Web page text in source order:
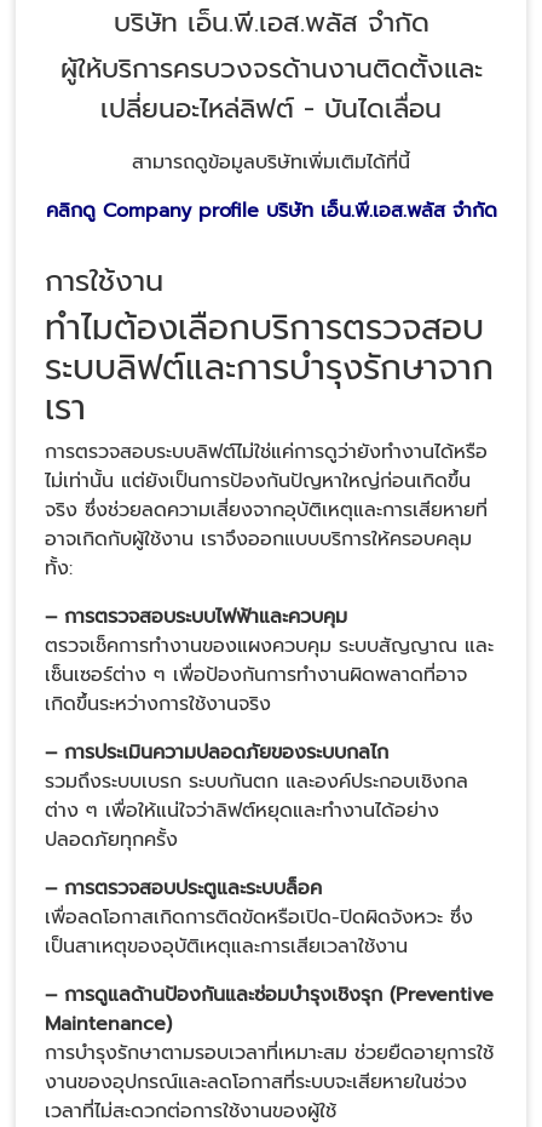
บริษัท เอ็น.พี.เอส.พลัส จำกัด
ผู้ให้บริการครบวงจรด้านงานติดตั้งและ
เปลี่ยนอะไหล่ลิฟต์ - บันไดเลื่อน
สามารถดูข้อมูลบริษัทเพิ่มเติมได้ที่นี้
คลิกดู Company profile บริษัท เอ็น.พี.เอส.พลัส จำกัด
การใช้งาน
ทำไมต้องเลือกบริการตรวจสอบ
ระบบลิฟต์และการบำรุงรักษาจาก
เรา
การตรวจสอบระบบลิฟต์ไม่ใช่แค่การดูว่ายังทำงานได้หรือ
ไม่เท่านั้น แต่ยังเป็นการป้องกันปัญหาใหญ่ก่อนเกิดขึ้น
จริง ซึ่งช่วยลดความเสี่ยงจากอุบัติเหตุและการเสียหายที่
อาจเกิดกับผู้ใช้งาน เราจึงออกแบบบริการให้ครอบคลุม
ทั้ง:
– การตรวจสอบระบบไฟฟ้าและควบคุม
ตรวจเช็คการทำงานของแผงควบคุม ระบบสัญญาณ และ
เซ็นเซอร์ต่าง ๆ เพื่อป้องกันการทำงานผิดพลาดที่อาจ
เกิดขึ้นระหว่างการใช้งานจริง
– การประเมินความปลอดภัยของระบบกลไก
รวมถึงระบบเบรก ระบบกันตก และองค์ประกอบเชิงกล
ต่าง ๆ เพื่อให้แน่ใจว่าลิฟต์หยุดและทำงานได้อย่าง
ปลอดภัยทุกครั้ง
– การตรวจสอบประตูและระบบล็อค
เพื่อลดโอกาสเกิดการติดขัดหรือเปิด-ปิดผิดจังหวะ ซึ่ง
เป็นสาเหตุของอุบัติเหตุและการเสียเวลาใช้งาน
– การดูแลด้านป้องกันและซ่อมบำรุงเชิงรุก (Preventive
Maintenance)
การบำรุงรักษาตามรอบเวลาที่เหมาะสม ช่วยยืดอายุการใช้
งานของอุปกรณ์และลดโอกาสที่ระบบจะเสียหายในช่วง
เวลาที่ไม่สะดวกต่อการใช้งานของผู้ใช้